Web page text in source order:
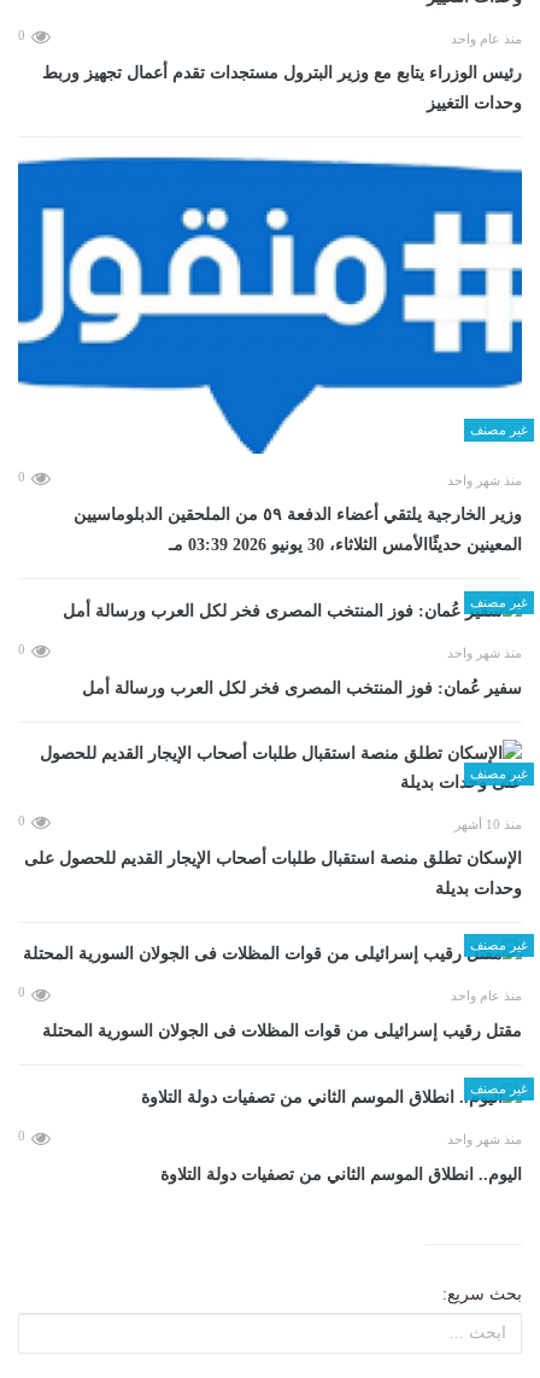
منذ عام واحد 0
رئيس الوزراء يتابع مع وزير البترول مستجدات تقدم أعمال تجهيز وربط
وحدات التغييز
غير مصنف
منذ شهر واحد 0
وزير الخارجية يلتقي أعضاء الدفعة ٥٩ من الملحقين الدبلوماسيين
المعينين حديثًاالأمس الثلاثاء، 30 يونيو 2026 03:39 مـ
غير مصنف
منذ شهر واحد 0
سفير عُمان: فوز المنتخب المصرى فخر لكل العرب ورسالة أمل
غير مصنف
منذ 10 أشهر 0
الإسكان تطلق منصة استقبال طلبات أصحاب الإيجار القديم للحصول على
وحدات بديلة
غير مصنف
منذ عام واحد 0
مقتل رقيب إسرائيلى من قوات المظلات فى الجولان السورية المحتلة
غير مصنف
منذ شهر واحد 0
اليوم.. انطلاق الموسم الثاني من تصفيات دولة التلاوة
بحث سريع: